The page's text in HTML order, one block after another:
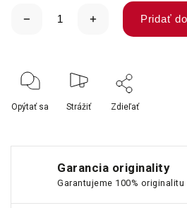
Pridať
Opýtať sa Strážiť Zdieľať
Garancia originality
Garantujeme 100% originalitu